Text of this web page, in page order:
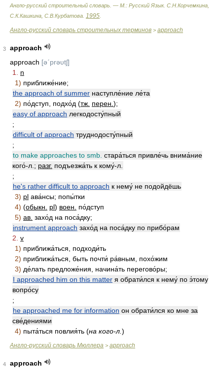
Англо-русский строительный словарь. — М.: Русский Язык. С.Н.Корчемкина,
С.К.Кашкина, С.В.Курбатова 1995
Англо-русский словарь строительных терминов > approach
3
approach
approach [əˊprəυtʃ]
1.
n
1) приближе́ние;
the approach of summer наступле́ние ле́та
2) по́дступ, подхо́д (тж. перен. );
easy of approach легкодосту́пный
;
difficult of approach труднодосту́пный
;
to make approaches to smb. стара́ться привле́чь внима́ние
кого́-л.; разг. подъезжа́ть к кому́-л.
;
he's rather difficult to approach к нему́ не подойдёшь
3) pl ава́нсы; попы́тки
4) (обыкн. pl) воен.
по́дступ
5) ав. захо́д на поса́дку;
instrument approach захо́д на поса́дку по прибо́рам
2. v
1) приближа́ться, подходи́ть
2) приближа́ться, быть почти́ ра́вным, похо́жим
3) де́лать предложе́ния, начина́ть перегово́ры;
I approached him on this matter я обрати́лся к нему́ по э́тому
вопро́су
;
he approached me for information он обрати́лся ко мне за
све́дениями
4) пыта́ться повлия́ть (на кого-л. )
Англо-русский словарь Мюллера > approach
4
approach